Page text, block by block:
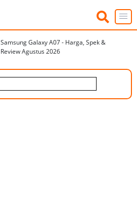
Samsung Galaxy A07 - Harga, Spek &
Review Agustus 2026